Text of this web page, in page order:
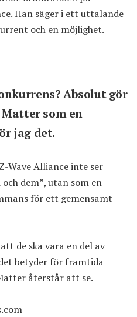
Han säger i ett uttalande
och en möjlighet.
Absolut gör
Matter som en
jag det.
Wave Alliance inte ser
dem”, utan som en
för ett gemensamt
de ska vara en del av
betyder för framtida
återstår att se.